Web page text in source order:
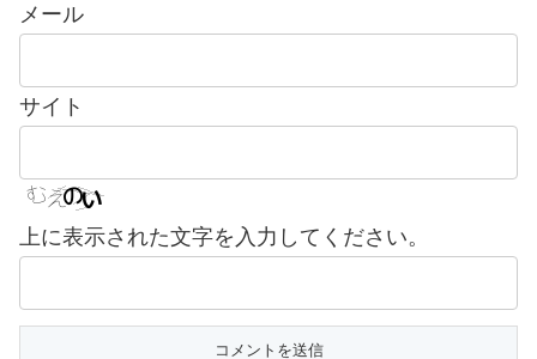
メール
サイト
上に表示された文字を入力してください。